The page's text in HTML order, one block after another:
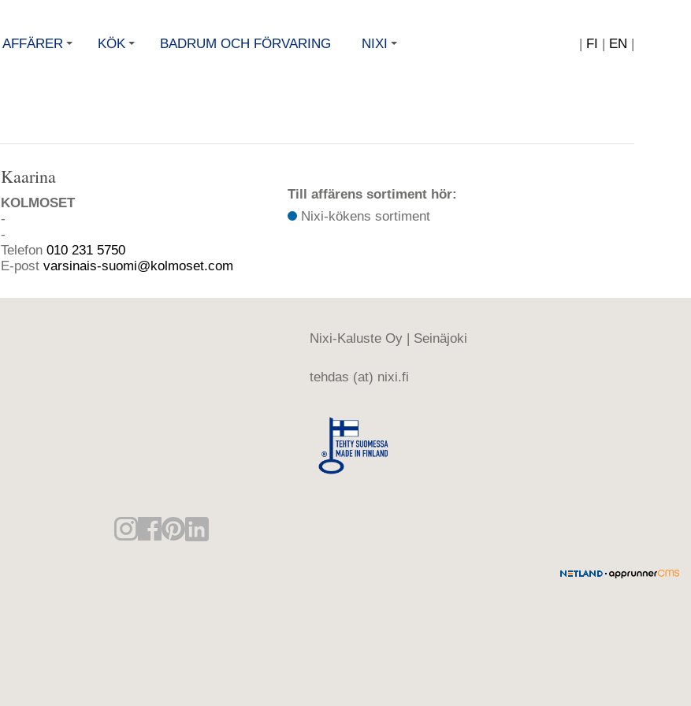
AFFÄRER KÖK BADRUM OCH FÖRVARING NIXI | FI | EN |
Till affärens sortiment hör:
Nixi-kökens sortiment
Kaarina
KOLMOSET
-
-
Telefon 010 231 5750
E-post varsinais-suomi@kolmoset.com
Nixi-Kaluste Oy | Seinäjoki
tehdas (at) nixi.fi